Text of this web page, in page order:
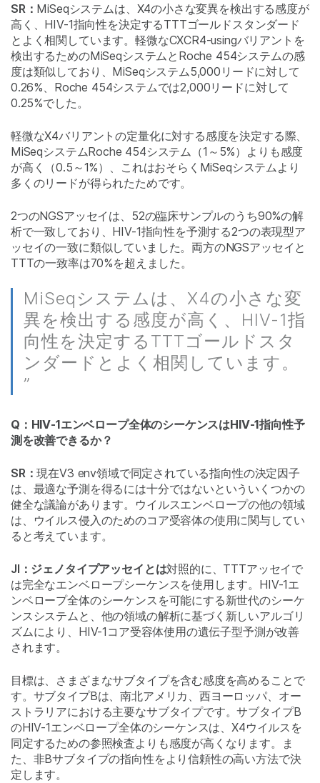
SR： MiSeqシステムは、X4の小さな変異を検出する感度が
高く、HIV-1指向性を決定するTTTゴールドスタンダード
とよく相関しています。軽微なCXCR4-usingバリアントを
検出するためのMiSeqシステムとRoche 454システムの感
度は類似しており、MiSeqシステム5,000リードに対して
0.26%、Roche 454システムでは2,000リードに対して
0.25%でした。
軽微なX4バリアントの定量化に対する感度を決定する際、
MiSeqシステムRoche 454システム（1～5%）よりも感度
が高く（0.5～1%）、これはおそらくMiSeqシステムより
多くのリードが得られたためです。
2つのNGSアッセイは、52の臨床サンプルのうち90%の解
析で一致しており、HIV-1指向性を予測する2つの表現型ア
ッセイの一致に類似していました。両方のNGSアッセイと
TTTの一致率は70%を超えました。
MiSeqシステムは、X4の小さな変
異を検出する感度が高く、HIV-1指
向性を決定するTTTゴールドスタ
ンダードとよく相関しています。
”
Q：HIV-1エンベロープ全体のシーケンスはHIV-1指向性予
測を改善できるか？
SR：現在V3 env領域で同定されている指向性の決定因子
は、最適な予測を得るには十分ではないといういくつかの
健全な議論があります。ウイルスエンベロープの他の領域
は、ウイルス侵入のためのコア受容体の使用に関与してい
ると考えています。
JI：ジェノタイプアッセイとは対照的に、TTTアッセイで
は完全なエンベロープシーケンスを使用します。HIV-1エ
ンベロープ全体のシーケンスを可能にする新世代のシーケ
ンスシステムと、他の領域の解析に基づく新しいアルゴリ
ズムにより、HIV-1コア受容体使用の遺伝子型予測が改善
されます。
目標は、さまざまなサブタイプを含む感度を高めることで
す。サブタイプBは、南北アメリカ、西ヨーロッパ、オー
ストラリアにおける主要なサブタイプです。サブタイプB
のHIV-1エンベロープ全体のシーケンスは、X4ウイルスを
同定するための参照検査よりも感度が高くなります。ま
た、非Bサブタイプの指向性をより信頼性の高い方法で決
定します。